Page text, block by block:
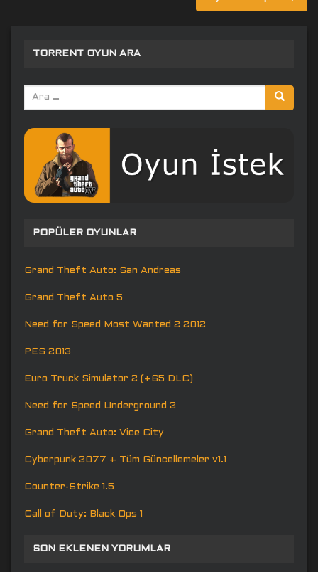
TORRENT OYUN ARA
Arama
yap:
POPÜLER OYUNLAR
Grand Theft Auto: San Andreas
Grand Theft Auto 5
Need for Speed Most Wanted 2 2012
PES 2013
Euro Truck Simulator 2 (+65 DLC)
Need for Speed Underground 2
Grand Theft Auto: Vice City
Cyberpunk 2077 + Tüm Güncellemeler v1.1
Counter-Strike 1.5
Call of Duty: Black Ops 1
SON EKLENEN YORUMLAR